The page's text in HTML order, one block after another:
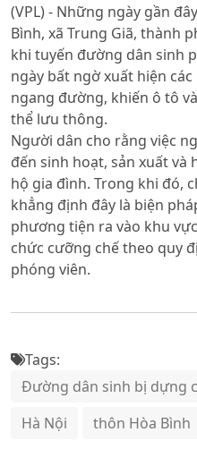
10s
10s
(VPL) - Những ngày gần
Bình, xã Trung Giã, thành
khi tuyến đường dân sinh
ngày bất ngờ xuất hiện
ngang đường, khiến ô tô
thể lưu thông.
Người dân cho rằng việc
đến sinh hoạt, sản xuất và
hộ gia đình. Trong khi đó,
khẳng định đây là biện
phương tiện ra vào khu
chức cưỡng chế theo quy
phóng viên.
Tags:
Đường dân sinh bị dựng
Hà Nội
thôn Hòa Bình